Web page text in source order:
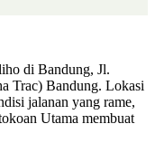
di Bandung, Jl.
Trac) Bandung. Lokasi
jalanan yang rame,
Utama membuat